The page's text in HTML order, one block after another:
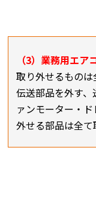
（3）業務用エア
取り外せるものは
伝送部品を外す
ァンモーター・
外せる部品は全て